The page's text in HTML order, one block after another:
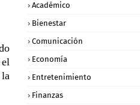
Académico
Bienestar
Comunicación
Economía
Entretenimiento
Finanzas